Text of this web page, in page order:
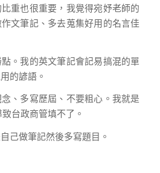
重也很重要，我覺得宛妤老師的
文筆記、多去蒐集好用的名言佳
。我的英文筆記會記易搞混的單
的諺語。
、多寫歷屆、不要粗心。我就是
台政商管填不了。
己做筆記然後多寫題目。